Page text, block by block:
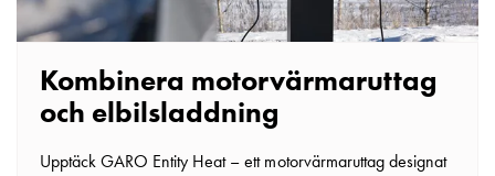
Produkter
Stories
Integritetspolicy
Kombinera motorvärmaruttag
och elbilsladdning
Upptäck GARO Entity Heat – ett motorvärmaruttag designat